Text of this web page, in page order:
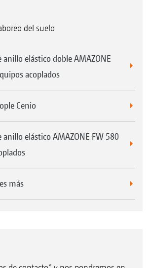
del suelo
elástico doble AMAZONE
acoplados
Cenio
elástico AMAZONE FW 580
más